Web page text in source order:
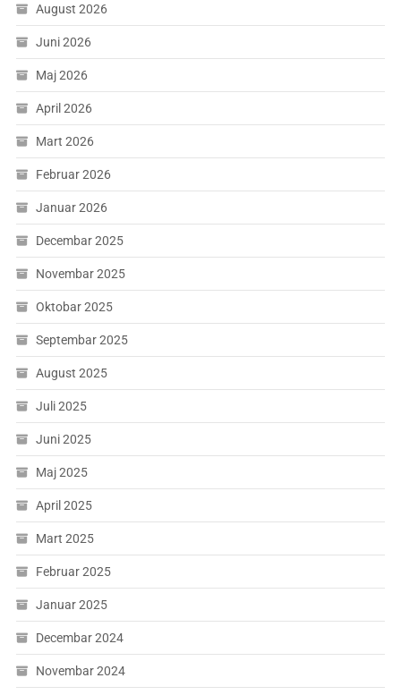
August 2026
Juni 2026
Maj 2026
April 2026
Mart 2026
Februar 2026
Januar 2026
Decembar 2025
Novembar 2025
Oktobar 2025
Septembar 2025
August 2025
Juli 2025
Juni 2025
Maj 2025
April 2025
Mart 2025
Februar 2025
Januar 2025
Decembar 2024
Novembar 2024